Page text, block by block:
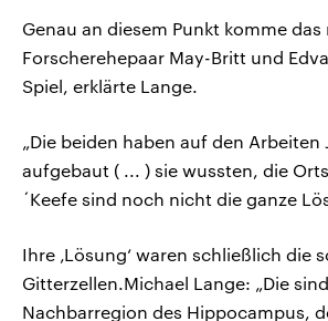
Genau an diesem Punkt komme
Forscherehepaar May-Britt und
Spiel, erklärte Lange.
„Die beiden haben auf den Arbeiten
aufgebaut ( ... ) sie wussten, die
´Keefe sind noch nicht die ganze
Ihre ‚Lösung‘ waren schließlich die
Gitterzellen.Michael Lange: „Die
Nachbarregion des Hippocampus,